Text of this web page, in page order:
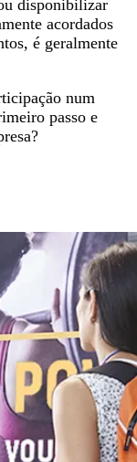
disponibilizar
acordados
é geralmente
num
passo e